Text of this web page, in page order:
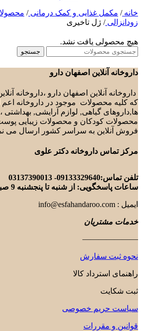
خانه / مکمل غذایی و کمک درمانی /
زودانزالی / ژل تاخیری
هیچ محصولی یافت نشد.
جستجو
داروخانه آنلاین اصفهان دارو
داروخانه آنلاین اصفهان دارو ،داروخانه
که کلیه محصولات موجود در داروخانه اعم
ها,داروهای گیاهی, لوازم آرایشی,
محصولات کودکان و محصولات زیبایی
فروش آنلاین به سراسر کشور ارسال می
مرکز تماس داروخانه دکتر علوی
تلفن تماس:09133329640- 03137390013
ساعات پاسخگویی: از شنبه تا پنجشنبه 9 صبح الی 13 و 17 الی 21
ایمیل : info@esfahandaroo.com
خدمات مشتریان
———————
نحوه ثبت سفارش
راهنمای استرداد کالا
ثبت شکایت
سیاست حریم خصوصی
قوانین و مقررات